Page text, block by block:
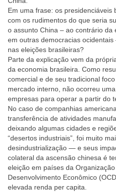
Em uma frase: os
com os rudimentos do que seria
o assunto China – ao contrário da
em outras democracias
nas eleições brasileiras?
Parte da explicação vem da
da economia brasileira. Como
comercial e de seu tradicional
mercado interno, não ocorreu
empresas para operar a partir do
No caso de companhias
transferência de atividades
deixando algumas cidades e
“desertos industriais”, foi muito
desindustrialização — e seus
colateral da ascensão chinesa é
eleição em países da
Desenvolvimento Econômico
elevada renda per capita.